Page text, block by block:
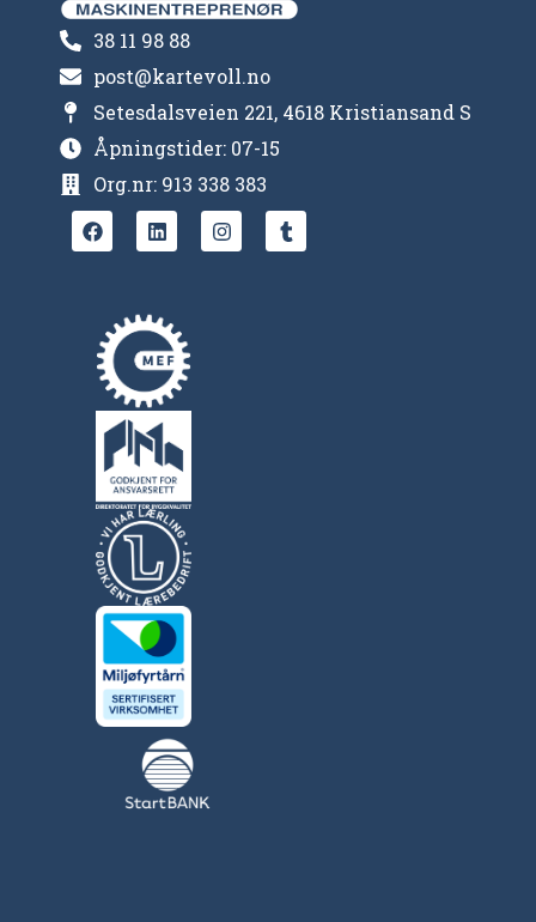
38 11 98 88
post@kartevoll.no
Setesdalsveien 221, 4618 Kristiansand S
Åpningstider: 07-15
Org.nr: 913 338 383